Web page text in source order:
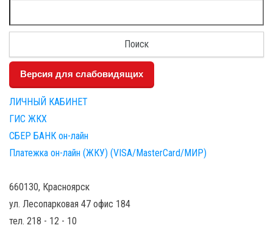
Версия для слабовидящих
ЛИЧНЫЙ КАБИНЕТ
ГИС ЖКХ
СБЕР БАНК он-лайн
Платежка он-лайн (ЖКУ) (VISA/MasterCard/МИР)
660130, Красноярск
ул. Лесопарковая 47 офис 184
тел. 218 - 12 - 10